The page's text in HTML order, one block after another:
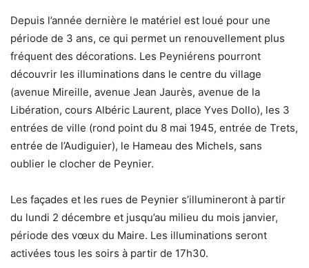
Depuis l’année dernière le matériel est loué pour une
période de 3 ans, ce qui permet un renouvellement plus
fréquent des décorations. Les Peyniérens pourront
découvrir les illuminations dans le centre du village
(avenue Mireille, avenue Jean Jaurès, avenue de la
Libération, cours Albéric Laurent, place Yves Dollo), les 3
entrées de ville (rond point du 8 mai 1945, entrée de Trets,
entrée de l’Audiguier), le Hameau des Michels, sans
oublier le clocher de Peynier.
Les façades et les rues de Peynier s’illumineront à partir
du lundi 2 décembre et jusqu’au milieu du mois janvier,
période des vœux du Maire. Les illuminations seront
activées tous les soirs à partir de 17h30.